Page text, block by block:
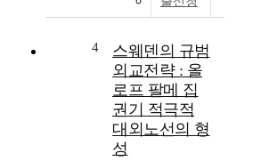
리
4
스웨덴의 규범
외교전략 : 올
로프 팔메 집
권기 적극적
대외노선의 형
성